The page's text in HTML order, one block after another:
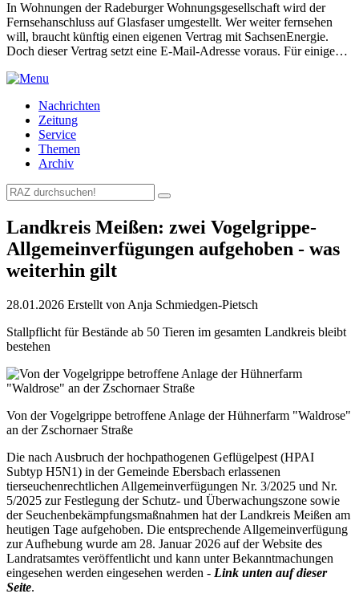
In Wohnungen der Radeburger Wohnungsgesellschaft wird der
Fernsehanschluss auf Glasfaser umgestellt. Wer weiter fernsehen
will, braucht künftig einen eigenen Vertrag mit SachsenEnergie.
Doch dieser Vertrag setzt eine E-Mail-Adresse voraus. Für einige…
Nachrichten
Zeitung
Service
Themen
Archiv
Landkreis Meißen: zwei Vogelgrippe-
Allgemeinverfügungen aufgehoben - was
weiterhin gilt
28.01.2026 Erstellt von Anja Schmiedgen-Pietsch
Stallpflicht für Bestände ab 50 Tieren im gesamten Landkreis bleibt
bestehen
Von der Vogelgrippe betroffene Anlage der Hühnerfarm "Waldrose"
an der Zschornaer Straße
Die nach Ausbruch der hochpathogenen Geflügelpest (HPAI
Subtyp H5N1) in der Gemeinde Ebersbach erlassenen
tierseuchenrechtlichen Allgemeinverfügungen Nr. 3/2025 und Nr.
5/2025 zur Festlegung der Schutz- und Überwachungszone sowie
der Seuchenbekämpfungsmaßnahmen hat der Landkreis Meißen am
heutigen Tage aufgehoben. Die entsprechende Allgemeinverfügung
zur Aufhebung wurde am 28. Januar 2026 auf der Website des
Landratsamtes veröffentlicht und kann unter Bekanntmachungen
eingesehen werden eingesehen werden - Link unten auf dieser
Seite.